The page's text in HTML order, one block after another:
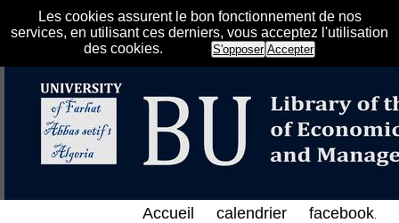
Les cookies assurent le bon fonctionnement de nos
services, en utilisant ces derniers, vous acceptez l'utilisation
des cookies.
S'opposer Accepter
الإلكتروني على الخط المباشر لمكتبة كلية
Accueil calendrier facebook.